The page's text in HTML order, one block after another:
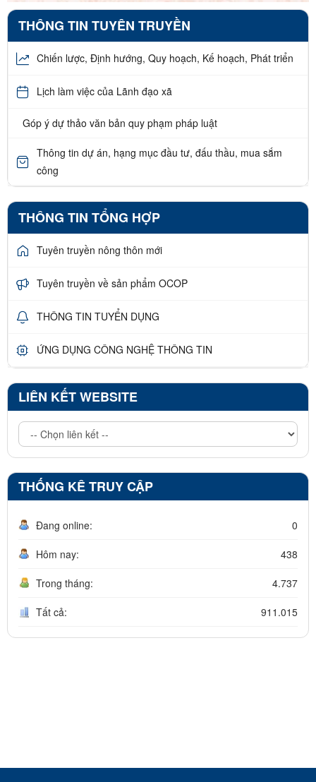
THÔNG TIN TUYÊN TRUYỀN
Chiến lược, Định hướng, Quy hoạch, Kế hoạch, Phát triển
Lịch làm việc của Lãnh đạo xã
Góp ý dự thảo văn bản quy phạm pháp luật
Thông tin dự án, hạng mục đầu tư, đấu thầu, mua sắm
công
THÔNG TIN TỔNG HỢP
Tuyên truyền nông thôn mới
Tuyên truyền về sản phẩm OCOP
THÔNG TIN TUYỂN DỤNG
ỨNG DỤNG CÔNG NGHỆ THÔNG TIN
LIÊN KẾT WEBSITE
THỐNG KÊ TRUY CẬP
Đang online: 0
Hôm nay: 438
Trong tháng: 4.737
Tất cả: 911.015